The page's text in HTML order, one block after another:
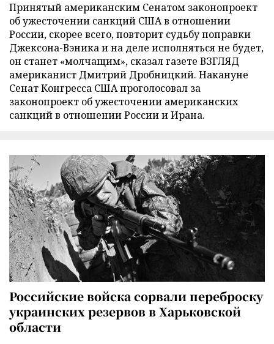
Принятый американским Сенатом законопроект
об ужесточении санкций США в отношении
России, скорее всего, повторит судьбу поправки
Джексона-Вэника и на деле исполняться не будет,
он станет «молчащим», сказал газете ВЗГЛЯД
американист Дмитрий Дробницкий. Накануне
Сенат Конгресса США проголосовал за
законопроект об ужесточении американских
санкций в отношении России и Ирана.
Российские войска сорвали переброску
украинских резервов в Харьковской
области